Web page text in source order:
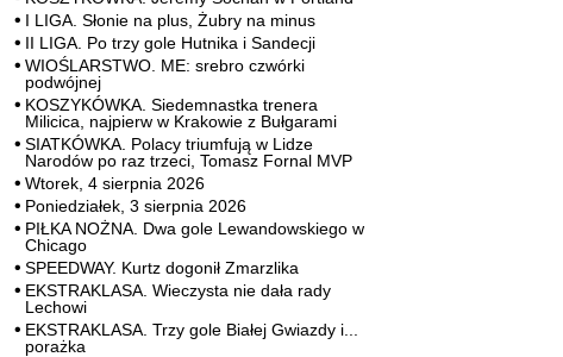
I LIGA. Słonie na plus, Żubry na minus
II LIGA. Po trzy gole Hutnika i Sandecji
WIOŚLARSTWO. ME: srebro czwórki
podwójnej
KOSZYKÓWKA. Siedemnastka trenera
Milicica, najpierw w Krakowie z Bułgarami
SIATKÓWKA. Polacy triumfują w Lidze
Narodów po raz trzeci, Tomasz Fornal MVP
Wtorek, 4 sierpnia 2026
Poniedziałek, 3 sierpnia 2026
PIŁKA NOŻNA. Dwa gole Lewandowskiego w
Chicago
SPEEDWAY. Kurtz dogonił Zmarzlika
EKSTRAKLASA. Wieczysta nie dała rady
Lechowi
EKSTRAKLASA. Trzy gole Białej Gwiazdy i...
porażka